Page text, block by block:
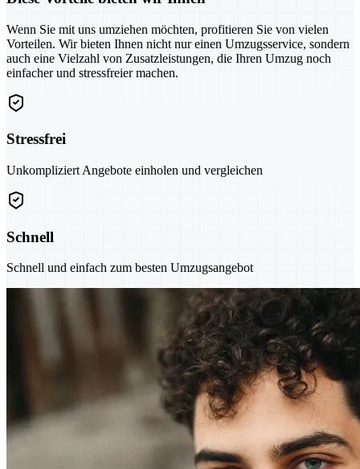
Wenn Sie mit uns umziehen möchten, profitieren Sie von vielen
Vorteilen. Wir bieten Ihnen nicht nur einen Umzugsservice, sondern
auch eine Vielzahl von Zusatzleistungen, die Ihren Umzug noch
einfacher und stressfreier machen.
Stressfrei
Unkompliziert Angebote einholen und vergleichen
Schnell
Schnell und einfach zum besten Umzugsangebot